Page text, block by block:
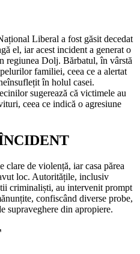
Liberal a fost găsit decedat
el, iar acest incident a generat o
regiunea Dolj. Bărbatul, în vârstă
familiei, ceea ce a alertat
în holul casei.
sugerează că victimele au
ceea ce indică o agresiune
clare de violență, iar casa părea
loc. Autoritățile, inclusiv
criminaliști, au intervenit prompt
confiscând diverse probe,
supraveghere din apropiere.